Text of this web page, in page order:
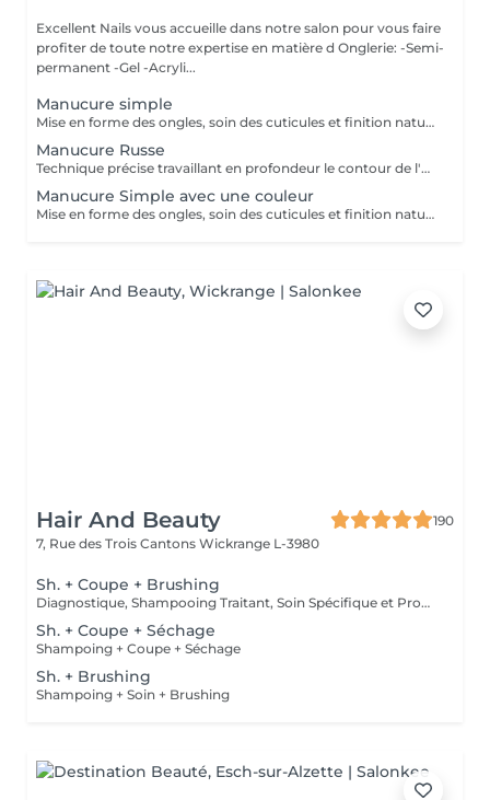
Excellent Nails vous accueille dans notre salon pour vous faire
profiter de toute notre expertise en matière d Onglerie: -Semi-
permanent -Gel -Acryli...
Manucure simple
Mise en forme des ongles, soin des cuticules et finition naturelle pour des mains propres et soignée.
Manucure Russe
Technique précise travaillant en profondeur le contour de l'ongle et les cuticules, pour une finition nette, durable et parfaitement soignée. Idéal avant la pose de vernis ou gel/acrylique.
Manucure Simple avec une couleur
Mise en forme des ongles, soin des cuticules et finition naturelle (manicure simples) pour des mains propres et soignée avec une couleur.
Hair And Beauty
190
7, Rue des Trois Cantons Wickrange L-3980
Sh. + Coupe + Brushing
Diagnostique, Shampooing Traitant, Soin Spécifique et Produits Coiffants inclus
Sh. + Coupe + Séchage
Shampoing + Coupe + Séchage
Sh. + Brushing
Shampoing + Soin + Brushing